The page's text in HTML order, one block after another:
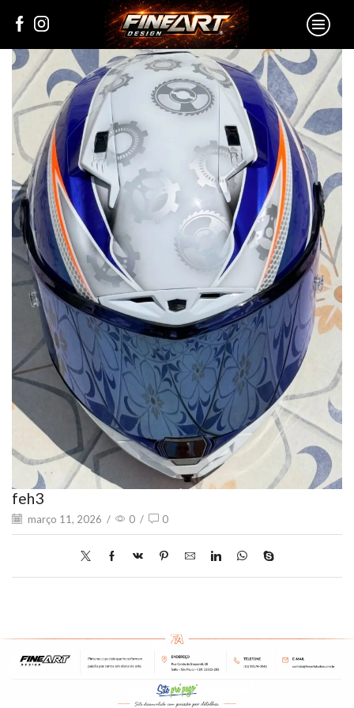
feh3
março 11, 2026 / 0 / 0